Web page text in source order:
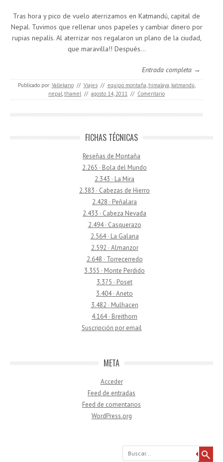
Tras hora y pico de vuelo aterrizamos en Katmandú, capital de
Nepal. Tuvimos que rellenar unos papeles y cambiar dinero por
rupias nepalís. Al aterrizar nos regalaron un plano de la ciudad,
que maravilla!! Después…
Entrada completa →
Publicado por: Vallekano // Viajes // equipo montaña, himalaya, katmandú,
nepal,thamel // agosto 14, 2011 // Comentario
FICHAS TÉCNICAS
Reseñas de Montaña
2.265 · Bola del Mundo
2.343 · La Mira
2.383 · Cabezas de Hierro
2.428 · Peñalara
2.433 · Cabeza Nevada
2.494 · Casquerazo
2.564 · La Galana
2.592 · Almanzor
2.648 · Torrecerredo
3.355 · Monte Perdido
3.375 · Poset
3.404 · Aneto
3.482 · Mulhacen
4.164 · Breithorn
Suscripción por email
META
Acceder
Feed de entradas
Feed de comentarios
WordPress.org
Buscar